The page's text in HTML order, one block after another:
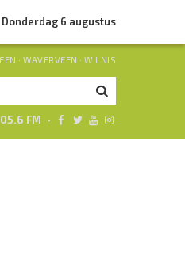
Donderdag 6 augustus
· WAVERVEEN · WILNIS
FM ·